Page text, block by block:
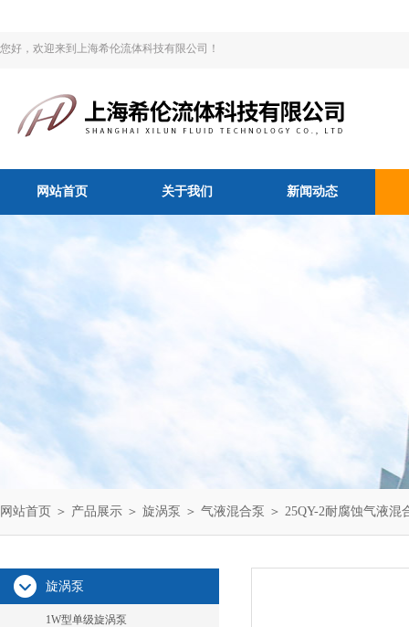
您好，欢迎来到上海希伦流体科技有限公司！
网站首页 关于我们 新闻动态
网站首页 ＞ 产品展示 ＞ 旋涡泵 ＞ 气液混合泵 ＞ 25QY-2耐腐蚀气液混
旋涡泵
1W型单级旋涡泵